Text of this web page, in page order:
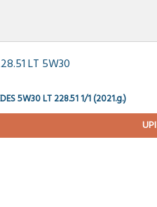
LT 5W30
5W30 LT 228.51 1/1 (2021.g.)